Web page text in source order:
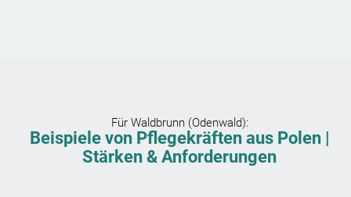
Für Waldbrunn (Odenwald):
Beispiele von Pflegekräften aus Polen |
Stärken & Anforderungen